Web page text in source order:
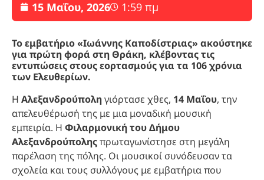
15 Μαΐου, 2026 1:59 πμ
Το εμβατήριο «Ιωάννης Καποδίστριας» ακούστηκε
για πρώτη φορά στη Θράκη, κλέβοντας τις
εντυπώσεις στους εορτασμούς για τα 106 χρόνια
των Ελευθερίων.
Η Αλεξανδρούποληγιόρτασε χθες, 14 Μαΐου, την
απελευθέρωσή της με μια μοναδική μουσική
εμπειρία. Η Φιλαρμονική του Δήμου
Αλεξανδρούποληςπρωταγωνίστησε στη μεγάλη
παρέλαση της πόλης. Οι μουσικοί συνόδευσαν τα
σχολεία και τους συλλόγους με εμβατήρια που